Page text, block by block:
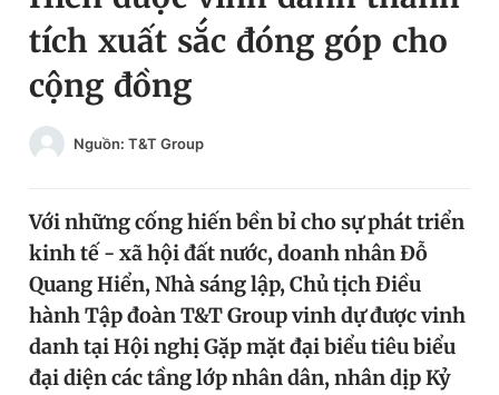
Chuyên mục khác
Chào ngày mới
Tin thị trường
Video Magazine
Sản phẩm khác
Tiện ích Bạn cần biết
Tin đã lưu
Tin đã xem
tích xuất sắc đóng góp cho
cộng đồng
Nguồn: T&T Group
Với những cống hiến bền bỉ cho sự phát triển
kinh tế - xã hội đất nước, doanh nhân Đỗ
Quang Hiển, Nhà sáng lập, Chủ tịch Điều
hành Tập đoàn T&T Group vinh dự được vinh
danh tại Hội nghị Gặp mặt đại biểu tiêu biểu
đại diện các tầng lớp nhân dân, nhân dịp Kỷ